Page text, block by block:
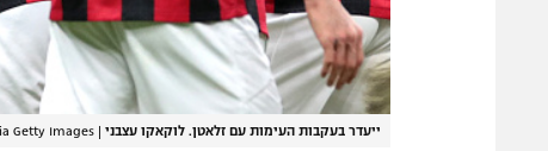
ייעדר בעקבות העימות עם זלאטן. לוקאקו עצבני |
Getty Images